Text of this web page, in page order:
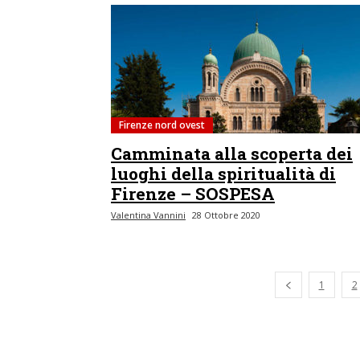
Firenze nord ovest
Camminata alla scoperta dei
luoghi della spiritualità di
Firenze – SOSPESA
Valentina Vannini 28 Ottobre 2020
Pagina
1 2